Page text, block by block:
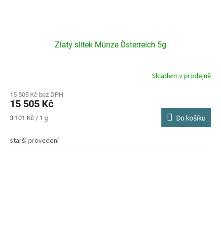
Zlatý slitek Münze Österreich 5g
produktu
je
4,4
hvězdiček.
Skladem v prodejně
15 505 Kč bez DPH
15 505 Kč
Měrná
3 101 Kč / 1 g Do košíku
starší provedení